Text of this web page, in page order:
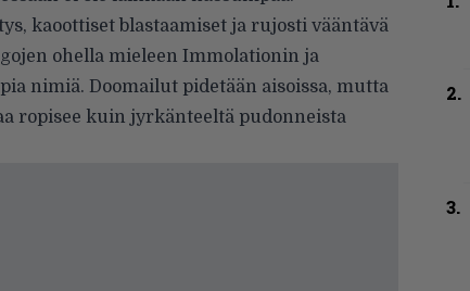
kaoottiset blastaamiset ja rujosti vääntävä
ohella mieleen Immolationin ja
nimiä. Doomailut pidetään aisoissa, mutta
ropisee kuin jyrkänteeltä pudonneista